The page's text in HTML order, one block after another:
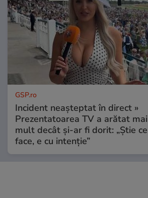
GSP.ro
Incident neașteptat în direct »
Prezentatoarea TV a arătat mai
mult decât și-ar fi dorit: „Știe ce
face, e cu intenție”